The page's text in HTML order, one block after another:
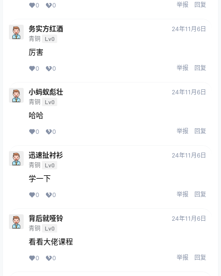
0 0 举报 回复
务实方红酒
青铜 Lv0
24年11月6日
厉害
0 0 举报 回复
小蚂蚁彪壮
青铜 Lv0
24年11月6日
哈哈
0 0 举报 回复
迅速扯衬衫
青铜 Lv0
24年11月6日
学一下
0 0 举报 回复
背后就哑铃
青铜 Lv0
24年11月6日
看看大佬课程
0 0 举报 回复